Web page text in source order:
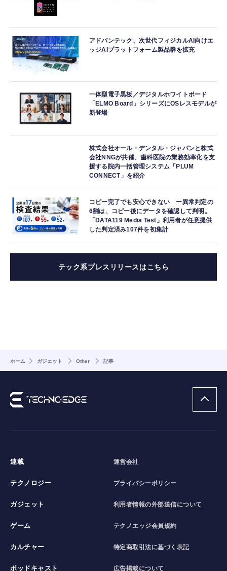
アドバンテック、次世代フィジカルAI向けエ
ッジAIプラットフォーム製品群を拡充
一体型電子黒板／デジタルホワイトボード
「ELMO Board」シリーズにOSレスモデルが
新登場
株式会社オール・デンタル・ジャパンと株式
会社NNGが共催、歯科医院の業務効率化を支
援する院内一括管理システム「PLUM
CONNECT」を紹介
コピー完了でも安心できない ー異常判定の
6割は、コピー後にデータを確認して判明。
「DATA119 Media Test」利用者が任意提供
した判定済み107件を初集計
テック系プレスリリースはこちら
ホーム ガジェット Other 記事
連載
テクノロジー
ガジェット
ゲーム
カルチャー
ポッドキャスト
運営会社
プライバシーポリシー
利用者情報の外部送信について
テクノエッジ会員規約
特定商取引法に基づく表記
広告掲載について